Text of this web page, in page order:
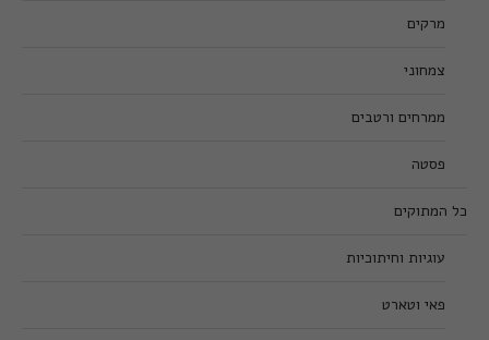
מרקים
צמחוני
ממרחים ורטבים
פסטה
כל המתוקים
עוגיות וחיתוכיות
פאי וטארט